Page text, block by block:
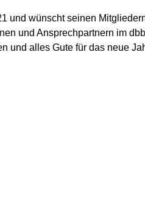
und wünscht seinen
und Ansprechpartnern im
und alles Gute für das neue